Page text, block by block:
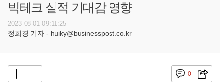
빅테크 실적 기대감 영향
2023-08-01 09:11:25
정희경 기자 - huiky@businesspost.co.kr
0